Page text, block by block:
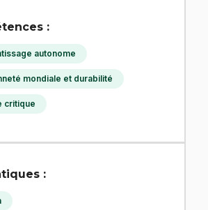
:
autonome
mondiale et durabilité
critique
: